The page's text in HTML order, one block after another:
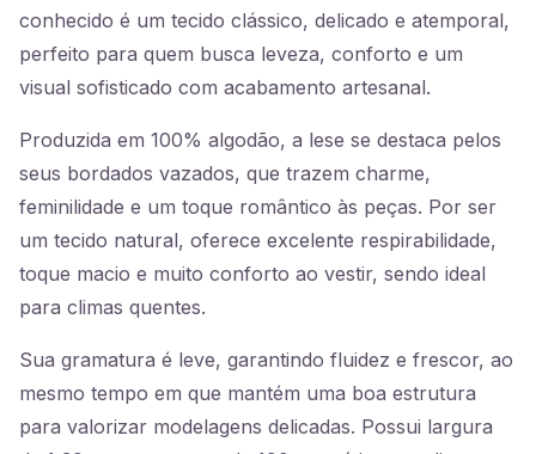
conhecido é um tecido clássico, delicado e atemporal,
perfeito para quem busca leveza, conforto e um
visual sofisticado com acabamento artesanal.
Produzida em 100% algodão, a lese se destaca pelos
seus bordados vazados, que trazem charme,
feminilidade e um toque romântico às peças. Por ser
um tecido natural, oferece excelente respirabilidade,
toque macio e muito conforto ao vestir, sendo ideal
para climas quentes.
Sua gramatura é leve, garantindo fluidez e frescor, ao
mesmo tempo em que mantém uma boa estrutura
para valorizar modelagens delicadas. Possui largura